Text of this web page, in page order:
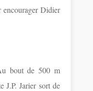
encourager Didier
bout de 500 m
J.P. Jarier sort de